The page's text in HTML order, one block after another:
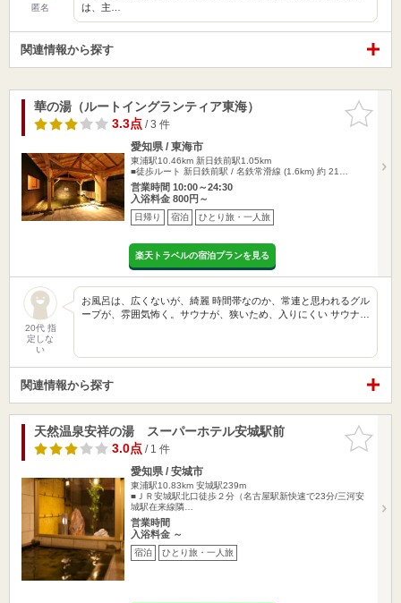
匿名
は、主…
関連情報から探す
お気に入
りに追加
華の湯（ルートイングランティア東海）
3.3点/ 3 件
愛知県 / 東海市
東浦駅10.46km 新日鉄前駅1.05km
■徒歩ルート 新日鉄前駅 / 名鉄常滑線 (1.6km) 約 21…
営業時間 10:00～24:30
入浴料金 800円～
日帰り 宿泊 ひとり旅・一人旅
楽天トラベルの宿泊プランを見る
20代 指
定しな
い
お風呂は、広くないが、綺麗 時間帯なのか、常連と思われるグル
ープが、雰囲気怖く。サウナが、狭いため、入りにくい サウナ…
関連情報から探す
お気に入
りに追加
天然温泉安祥の湯 スーパーホテル安城駅前
3.0点/ 1 件
愛知県 / 安城市
東浦駅10.83km 安城駅239m
■ＪＲ安城駅北口徒歩２分（名古屋駅新快速で23分/三河安
城駅在来線隣…
営業時間
入浴料金 ～
宿泊 ひとり旅・一人旅